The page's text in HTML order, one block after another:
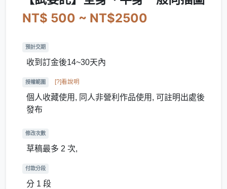
NT$ 500 ~ NT$2500
預計交期
收到訂金後14~30天內
授權範圍 [?]看說明
個人收藏使用, 同人非營利作品使用, 可註明出處後
發布
修改次數
草稿最多 2 次,
付款分段
分 1 段